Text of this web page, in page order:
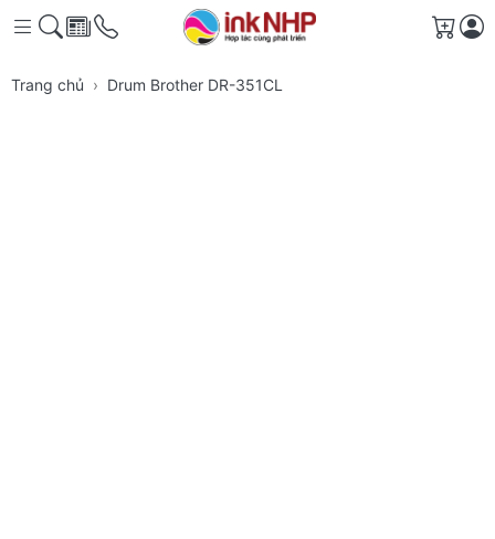
Giỏ
Trang chủ Drum Brother DR-351CL